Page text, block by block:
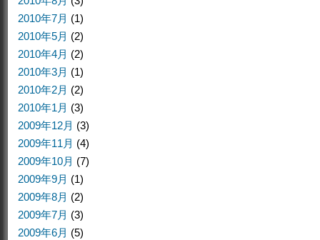
2010年7月 (1)
2010年5月 (2)
2010年4月 (2)
2010年3月 (1)
2010年2月 (2)
2010年1月 (3)
2009年12月 (3)
2009年11月 (4)
2009年10月 (7)
2009年9月 (1)
2009年8月 (2)
2009年7月 (3)
2009年6月 (5)